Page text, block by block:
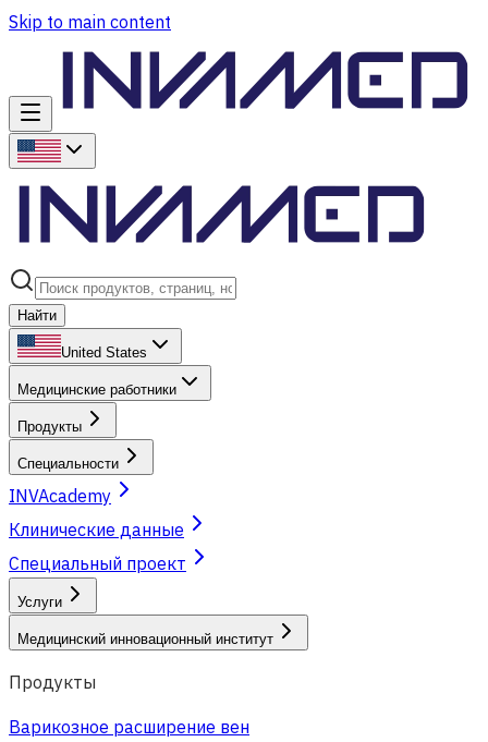
Skip to main content
Найти
United States
Медицинские работники
Продукты
Специальности
INVAcademy
Клинические данные
Специальный проект
Услуги
Медицинский инновационный институт
Продукты
Варикозное расширение вен